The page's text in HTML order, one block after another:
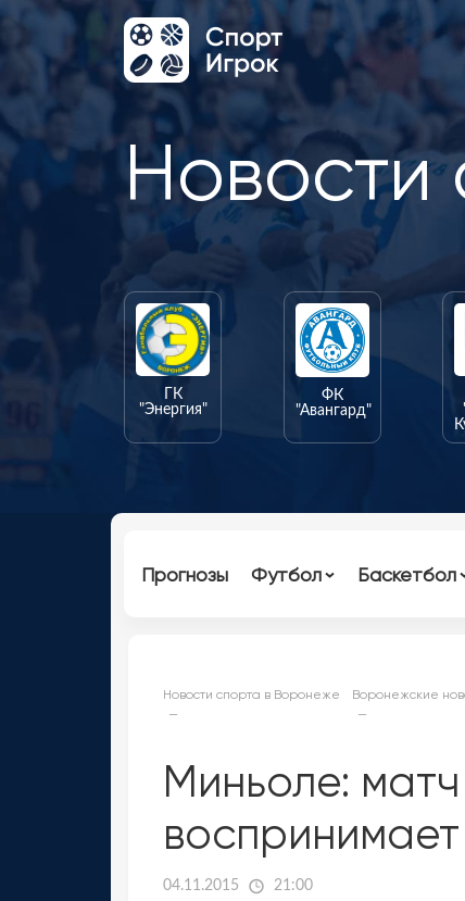
Новости
ГК
"Энергия"
ФК
"Авангард"
Прогнозы Футбол Баскетбол
Новости спорта в Воронеже Воронежские
Миньоле:
04.11.2015 21:00